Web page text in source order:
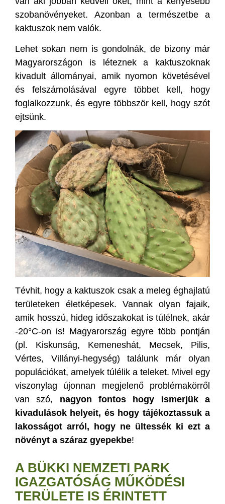
szobanövényeket. Azonban a természetbe a
kaktuszok nem valók.
Lehet sokan nem is gondolnák, de bizony már
Magyarországon is léteznek a kaktuszoknak
kivadult állományai, amik nyomon követésével
és felszámolásával egyre többet kell, hogy
foglalkozzunk, és egyre többször kell, hogy szót
ejtsünk.
Tévhit, hogy a kaktuszok csak a meleg éghajlatú
területeken életképesek. Vannak olyan fajaik,
amik hosszú, hideg időszakokat is túlélnek, akár
-20°C-on is! Magyarország egyre több pontján
(pl. Kiskunság, Kemeneshát, Mecsek, Pilis,
Vértes, Villányi-hegység) találunk már olyan
populációkat, amelyek túlélik a teleket. Mivel egy
viszonylag újonnan megjelenő problémakörről
van szó, nagyon fontos hogy ismerjük a
kivadulások helyeit, és hogy tájékoztassuk a
lakosságot arról, hogy ne ültessék ki ezt a
növényt a száraz gyepekbe!
A BÜKKI NEMZETI PARK
IGAZGATÓSÁG MŰKÖDÉSI
TERÜLETE IS ÉRINTETT